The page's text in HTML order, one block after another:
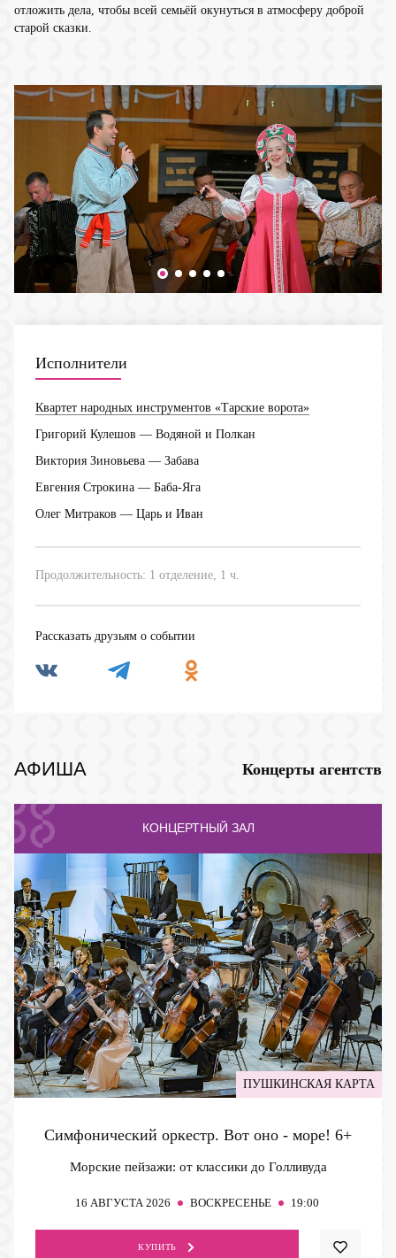
отложить дела, чтобы всей семьёй окунуться в атмосферу доброй
старой сказки.
Исполнители
Квартет народных инструментов «Тарские ворота»
Григорий Кулешов — Водяной и Полкан
Виктория Зиновьева — Забава
Евгения Строкина — Баба-Яга
Олег Митраков — Царь и Иван
Продолжительность: 1 отделение, 1 ч.
Рассказать друзьям о событии
АФИША Концерты агентств
КОНЦЕРТНЫЙ ЗАЛ
ПУШКИНСКАЯ КАРТА
Симфонический оркестр. Вот оно - море! 6+
Морские пейзажи: от классики до Голливуда
16 АВГУСТА 2026 ВОСКРЕСЕНЬЕ 19:00
КУПИТЬ